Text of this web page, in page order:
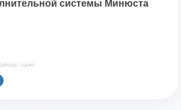
системы Минюста
ualer